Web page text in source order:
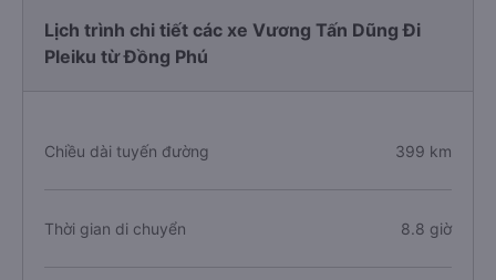
Lịch trình chi tiết các xe Vương Tấn Dũng Đi
Pleiku từ Đồng Phú
Chiều dài tuyến đường 399 km
Thời gian di chuyển 8.8 giờ